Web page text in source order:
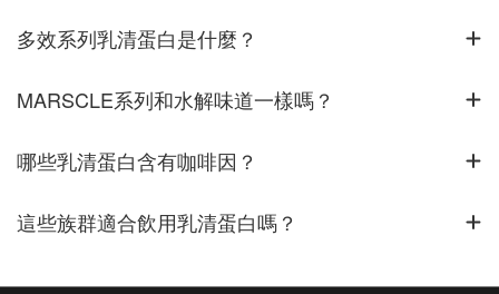
多效系列乳清蛋白是什麼？
MARSCLE系列和水解味道一樣嗎？
哪些乳清蛋白含有咖啡因？
這些族群適合飲用乳清蛋白嗎？